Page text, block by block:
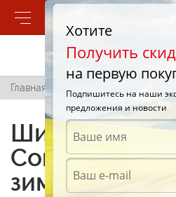
Позвонить
Главная /
Шины
Contact для
зимней езды
Хотите
Получить
на первую
Подпишитесь на наши
предложения и новости